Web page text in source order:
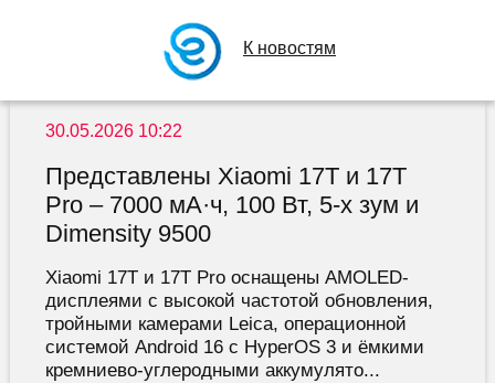
К новостям
30.05.2026 10:22
Представлены Xiaomi 17T и 17T
Pro – 7000 мА·ч, 100 Вт, 5-x зум и
Dimensity 9500
Xiaomi 17T и 17T Pro оснащены AMOLED-
дисплеями с высокой частотой обновления,
тройными камерами Leica, операционной
системой Android 16 с HyperOS 3 и ёмкими
кремниево-углеродными аккумулято...